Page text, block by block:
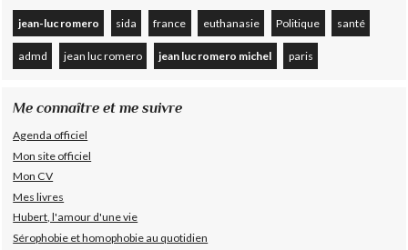
jean-luc romero sida france euthanasie Politique santé
admd jean luc romero jean luc romero michel paris
Me connaître et me suivre
Agenda officiel
Mon site officiel
Mon CV
Mes livres
Hubert, l'amour d'une vie
Sérophobie et homophobie au quotidien